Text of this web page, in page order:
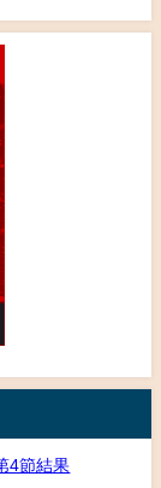
4節結果